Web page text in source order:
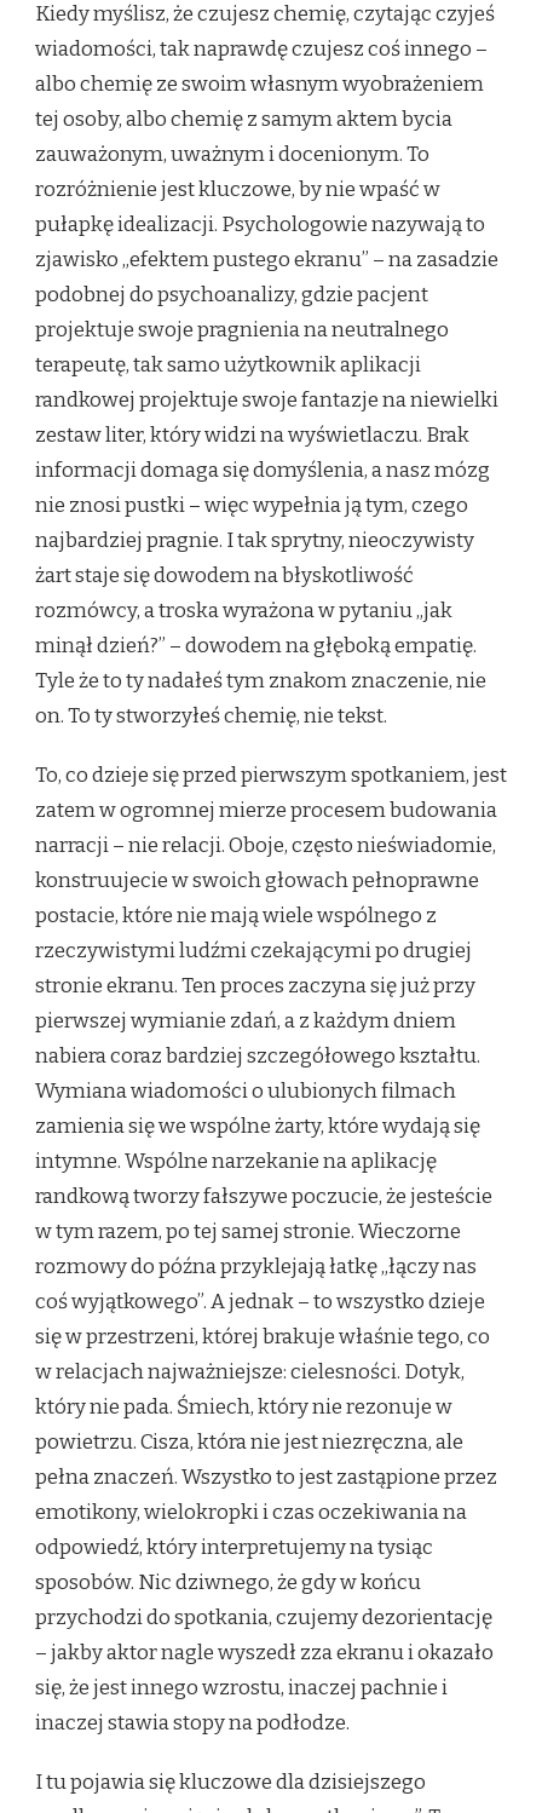
Kiedy myślisz, że czujesz chemię, czytając czyjeś
wiadomości, tak naprawdę czujesz coś innego –
albo chemię ze swoim własnym wyobrażeniem
tej osoby, albo chemię z samym aktem bycia
zauważonym, uważnym i docenionym. To
rozróżnienie jest kluczowe, by nie wpaść w
pułapkę idealizacji. Psychologowie nazywają to
zjawisko „efektem pustego ekranu” – na zasadzie
podobnej do psychoanalizy, gdzie pacjent
projektuje swoje pragnienia na neutralnego
terapeutę, tak samo użytkownik aplikacji
randkowej projektuje swoje fantazje na niewielki
zestaw liter, który widzi na wyświetlaczu. Brak
informacji domaga się domyślenia, a nasz mózg
nie znosi pustki – więc wypełnia ją tym, czego
najbardziej pragnie. I tak sprytny, nieoczywisty
żart staje się dowodem na błyskotliwość
rozmówcy, a troska wyrażona w pytaniu „jak
minął dzień?” – dowodem na głęboką empatię.
Tyle że to ty nadałeś tym znakom znaczenie, nie
on. To ty stworzyłeś chemię, nie tekst.
To, co dzieje się przed pierwszym spotkaniem, jest
zatem w ogromnej mierze procesem budowania
narracji – nie relacji. Oboje, często nieświadomie,
konstruujecie w swoich głowach pełnoprawne
postacie, które nie mają wiele wspólnego z
rzeczywistymi ludźmi czekającymi po drugiej
stronie ekranu. Ten proces zaczyna się już przy
pierwszej wymianie zdań, a z każdym dniem
nabiera coraz bardziej szczegółowego kształtu.
Wymiana wiadomości o ulubionych filmach
zamienia się we wspólne żarty, które wydają się
intymne. Wspólne narzekanie na aplikację
randkową tworzy fałszywe poczucie, że jesteście
w tym razem, po tej samej stronie. Wieczorne
rozmowy do późna przyklejają łatkę „łączy nas
coś wyjątkowego”. A jednak – to wszystko dzieje
się w przestrzeni, której brakuje właśnie tego, co
w relacjach najważniejsze: cielesności. Dotyk,
który nie pada. Śmiech, który nie rezonuje w
powietrzu. Cisza, która nie jest niezręczna, ale
pełna znaczeń. Wszystko to jest zastąpione przez
emotikony, wielokropki i czas oczekiwania na
odpowiedź, który interpretujemy na tysiąc
sposobów. Nic dziwnego, że gdy w końcu
przychodzi do spotkania, czujemy dezorientację
– jakby aktor nagle wyszedł zza ekranu i okazało
się, że jest innego wzrostu, inaczej pachnie i
inaczej stawia stopy na podłodze.
I tu pojawia się kluczowe dla dzisiejszego